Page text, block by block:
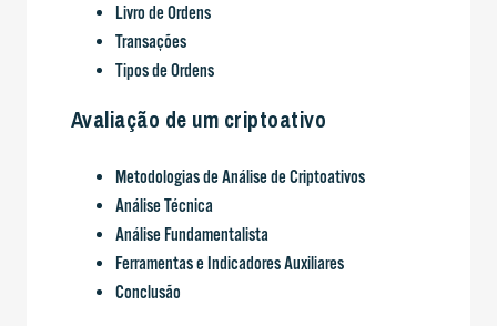
Livro de Ordens
Transações
Tipos de Ordens
Avaliação de um criptoativo
Metodologias de Análise de Criptoativos
Análise Técnica
Análise Fundamentalista
Ferramentas e Indicadores Auxiliares
Conclusão